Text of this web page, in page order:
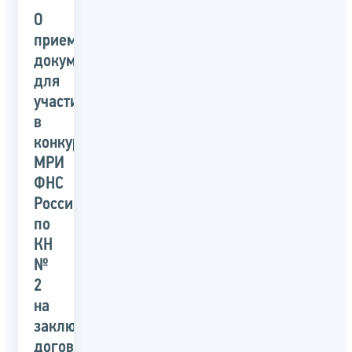
О
приеме
документов
для
участия
в
конкурсе
МРИ
ФНС
России
по
КН
№
2
на
заключение
договора